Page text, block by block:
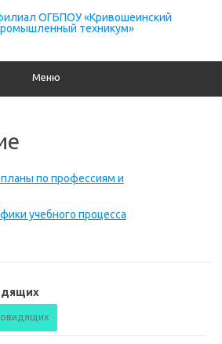
Меню
по профессиям и
учебного процесса